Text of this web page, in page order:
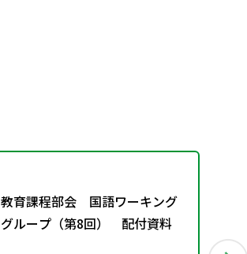
教育課程部会 国語ワーキング
グループ（第8回） 配付資料